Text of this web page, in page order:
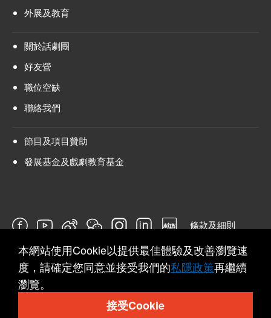
外展及教育
關於話劇團
好友營
職位空缺
聯絡我們
節目及項目贊助
發展基金及戲劇教育基金
條款及細則
問卷
本網站使用Cookie以提供最佳體驗及改善瀏覽速
度，請確定您同意並接受我們的私隱政策再繼續
瀏覽。
接受Cookie